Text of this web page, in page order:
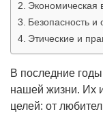
Экономическая
Безопасность и
Этические и
В последние
нашей жизни. Их
целей: от